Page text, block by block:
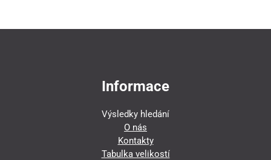
Informace
Výsledky hledání
O nás
Kontakty
Tabulka velikostí